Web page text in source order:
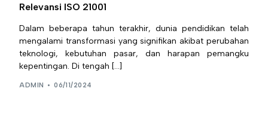
Relevansi ISO 21001
Dalam beberapa tahun terakhir, dunia pendidikan telah
mengalami transformasi yang signifikan akibat perubahan
teknologi, kebutuhan pasar, dan harapan pemangku
kepentingan. Di tengah […]
ADMIN 06/11/2024